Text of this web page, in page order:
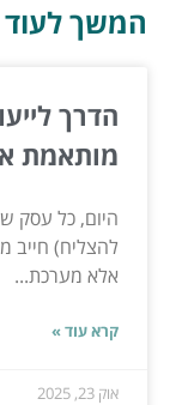
המשך לעוד
מותאמת
היום, כל עסק
אלא מערכת...
קרא עוד »
אוק 23, 2025